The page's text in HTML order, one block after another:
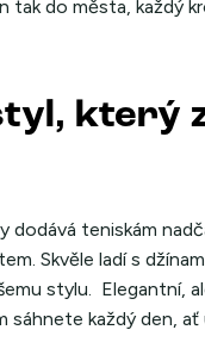
tak do města, každý
který
dodává teniskám
Skvěle ladí s
stylu. Elegantní,
sáhnete každý den, ať